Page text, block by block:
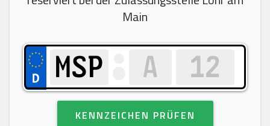
Main
KENNZEICHEN PRÜFEN